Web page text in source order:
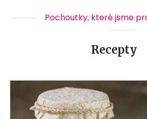
Pochoutky, které jsme
Recepty